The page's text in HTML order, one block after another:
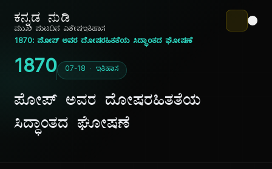
ಕನ್ನಡ ನುಡಿ
ಮುಖ ಪುಟದಿನ ವಿಶೇಷಇತಿಹಾಸ
1870: ಪೋಪ್ ಅವರ ದೋಷರಹಿತತೆಯ ಸಿದ್ಧಾಂತದ ಘೋಷಣೆ
1870 07-18 · ಇತಿಹಾಸ
ಪೋಪ್ ಅವರ ದೋಷರಹಿತತೆಯ
ಸಿದ್ಧಾಂತದ ಘೋಷಣೆ